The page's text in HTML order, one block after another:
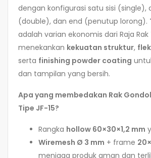
dengan konfigurasi satu sisi (single),
(double), dan end (penutup lorong).
adalah varian ekonomis dari Raja
menekankan kekuatan struktur,
serta finishing powder coating
dan tampilan yang bersih.
Apa yang membedakan Rak
Tipe JF-15?
Rangka hollow 60×30×1,2 mm
Wiremesh Ø 3 mm + frame
menjaga produk aman dan